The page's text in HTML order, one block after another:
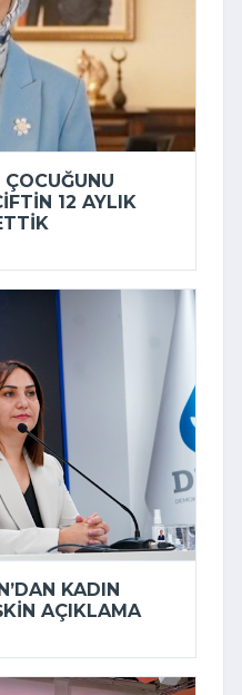
12 AYLIK
KADIN
AÇIKLAMA